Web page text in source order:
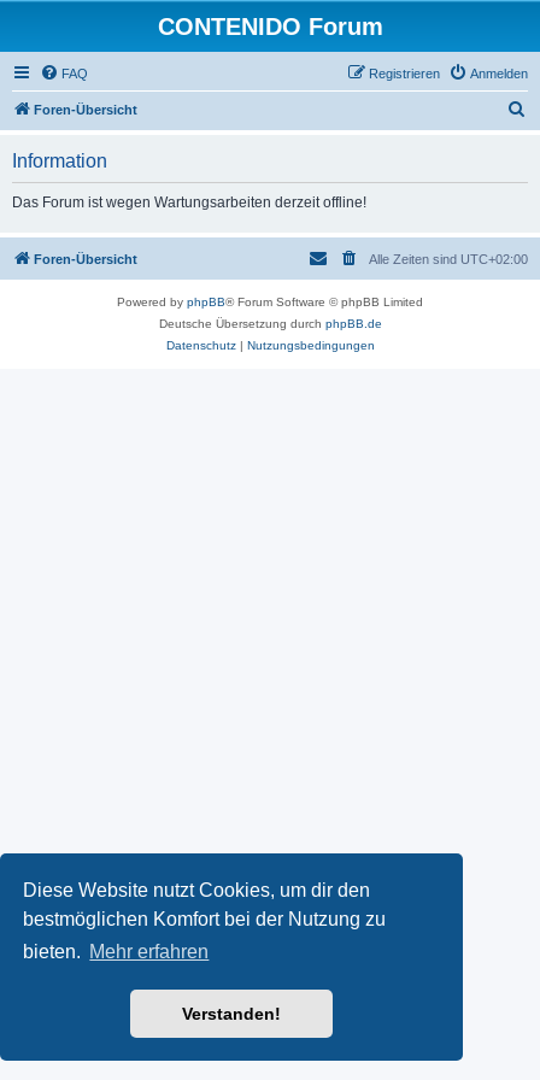
Diese Website nutzt Cookies, um dir den
bestmöglichen Komfort bei der Nutzung zu
bieten. Mehr erfahren
Verstanden!
CONTENIDO Forum
FAQ Anmelden
Registrieren
Foren-Übersicht
Information
Das Forum ist wegen Wartungsarbeiten derzeit offline!
Foren-Übersicht Alle Zeiten sind UTC+02:00
Powered by phpBB® Forum Software © phpBB Limited
Deutsche Übersetzung durch phpBB.de
Datenschutz| Nutzungsbedingungen